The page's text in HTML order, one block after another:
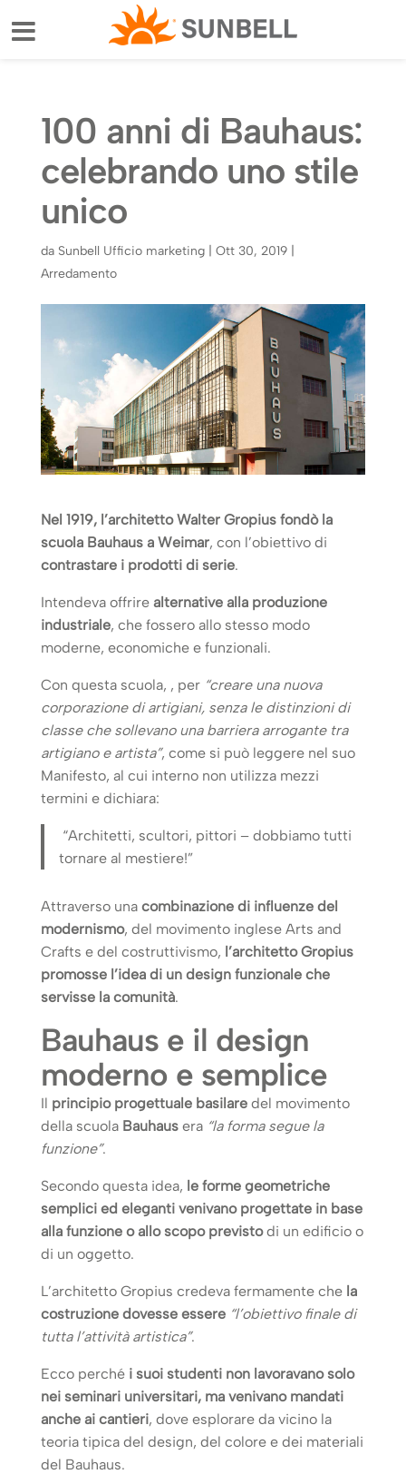
100 anni di Bauhaus:
celebrando uno stile
unico
da Sunbell Ufficio marketing| Ott 30, 2019|
Arredamento
Nel 1919, l’architetto Walter Gropius fondò la
scuola Bauhaus a Weimar, con l’obiettivo di
contrastare i prodotti di serie.
Intendeva offrire alternative alla produzione
industriale, che fossero allo stesso modo
moderne, economiche e funzionali.
Con questa scuola, , per “creare una nuova
corporazione di artigiani, senza le distinzioni di
classe che sollevano una barriera arrogante tra
artigiano e artista”, come si può leggere nel suo
Manifesto, al cui interno non utilizza mezzi
termini e dichiara:
“Architetti, scultori, pittori – dobbiamo tutti
tornare al mestiere!”
Attraverso una combinazione di influenze del
modernismo, del movimento inglese Arts and
Crafts e del costruttivismo, l’architetto Gropius
promosse l’idea di un design funzionale che
servisse la comunità.
Bauhaus e il design
moderno e semplice
Il principio progettuale basilaredel movimento
della scuola Bauhausera “la forma segue la
funzione”.
Secondo questa idea, le forme geometriche
semplici ed eleganti venivano progettate in base
alla funzione o allo scopo previstodi un edificio o
di un oggetto.
L’architetto Gropius credeva fermamente che la
costruzione dovesse essere “l’obiettivo finale di
tutta l’attività artistica”.
Ecco perché i suoi studenti non lavoravano solo
nei seminari universitari, ma venivano mandati
anche ai cantieri, dove esplorare da vicino la
teoria tipica del design, del colore e dei materiali
del Bauhaus.